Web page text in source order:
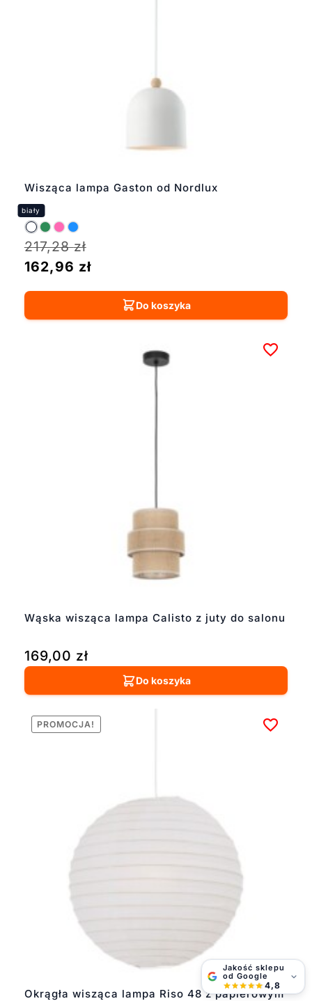
Wisząca lampa Gaston od Nordlux
217,28zł
162,96 zł
Do koszyka
Wąska wisząca lampa Calisto z juty do salonu
169,00 zł
Do koszyka
Okrągła wisząca lampa Riso 48 z papierowym
PROMOCJA!
Jakość sklepu
od Google
4,8